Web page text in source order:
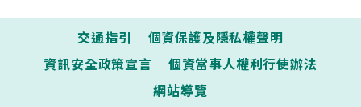
交通指引
個資保護及隱私權聲明
資訊安全政策宣言
個資當事人權利行使辦法
網站導覽